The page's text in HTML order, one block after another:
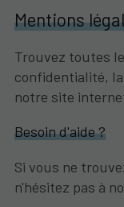
Mentions
Trouvez toutes
confidentialité,
notre site
Besoin d'aide ?
Si vous ne
n'hésitez pas à